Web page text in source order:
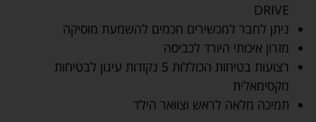
DRIVE
ניתן לחבר למכשירים חכמים להשמעת מוסיקה
מזרון איכותי היורד לכביסה
רצועות בטיחות הכוללות 5 נקודות עיגון לבטיחות
מקסימאלית
תמיכה מלאה לראש וצוואר הילד